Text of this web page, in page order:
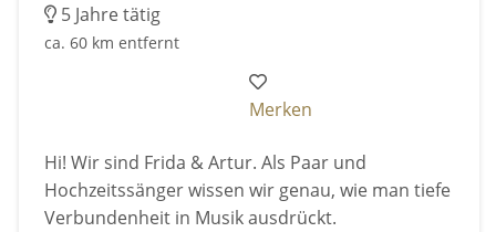
5 Jahre tätig
ca. 60 km entfernt
Merken
Hi! Wir sind Frida & Artur. Als Paar und
Hochzeitssänger wissen wir genau, wie man tiefe
Verbundenheit in Musik ausdrückt.